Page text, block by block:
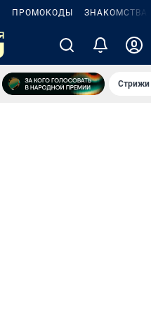
ПРОМОКОДЫ ЗНАКОМСТВА
Стрижи